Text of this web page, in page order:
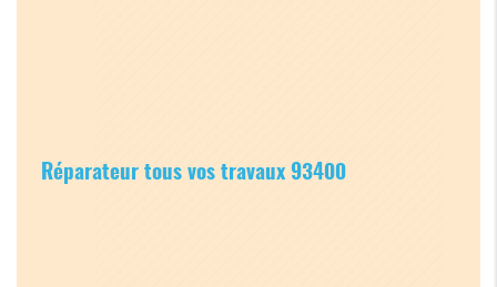
Réparateur tous vos travaux 93400